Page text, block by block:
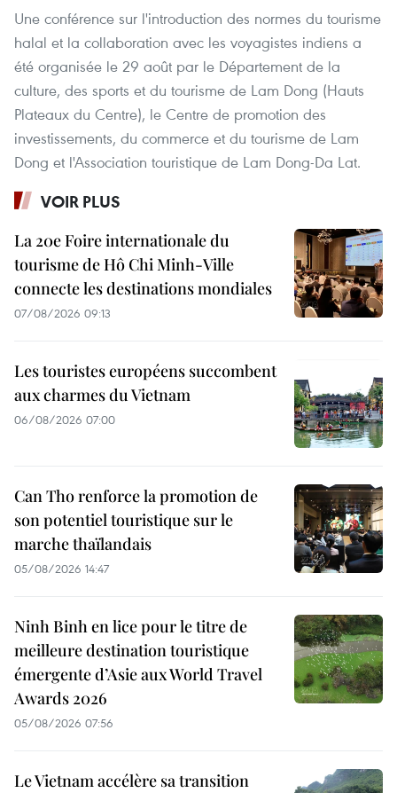
Une conférence sur l'introduction des normes du tourisme
halal et la collaboration avec les voyagistes indiens a
été organisée le 29 août par le Département de la
culture, des sports et du tourisme de Lam Dong (Hauts
Plateaux du Centre), le Centre de promotion des
investissements, du commerce et du tourisme de Lam
Dong et l'Association touristique de Lam Dong-Da Lat.
VOIR PLUS
La 20e Foire internationale du
tourisme de Hô Chi Minh-Ville
connecte les destinations mondiales
07/08/2026 09:13
Les touristes européens succombent
aux charmes du Vietnam
06/08/2026 07:00
Can Tho renforce la promotion de
son potentiel touristique sur le
marche thaïlandais
05/08/2026 14:47
Ninh Binh en lice pour le titre de
meilleure destination touristique
émergente d’Asie aux World Travel
Awards 2026
05/08/2026 07:56
Le Vietnam accélère sa transition